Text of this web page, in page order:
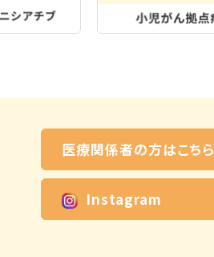
医療関係者の方はこちら
Instagram